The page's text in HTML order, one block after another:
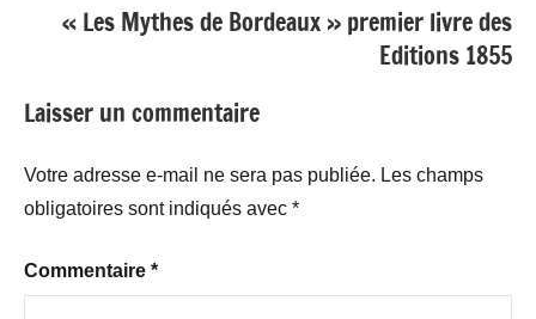
« Les Mythes de Bordeaux » premier livre des
Editions 1855
Laisser un commentaire
Votre adresse e-mail ne sera pas publiée. Les champs
obligatoires sont indiqués avec *
Commentaire *